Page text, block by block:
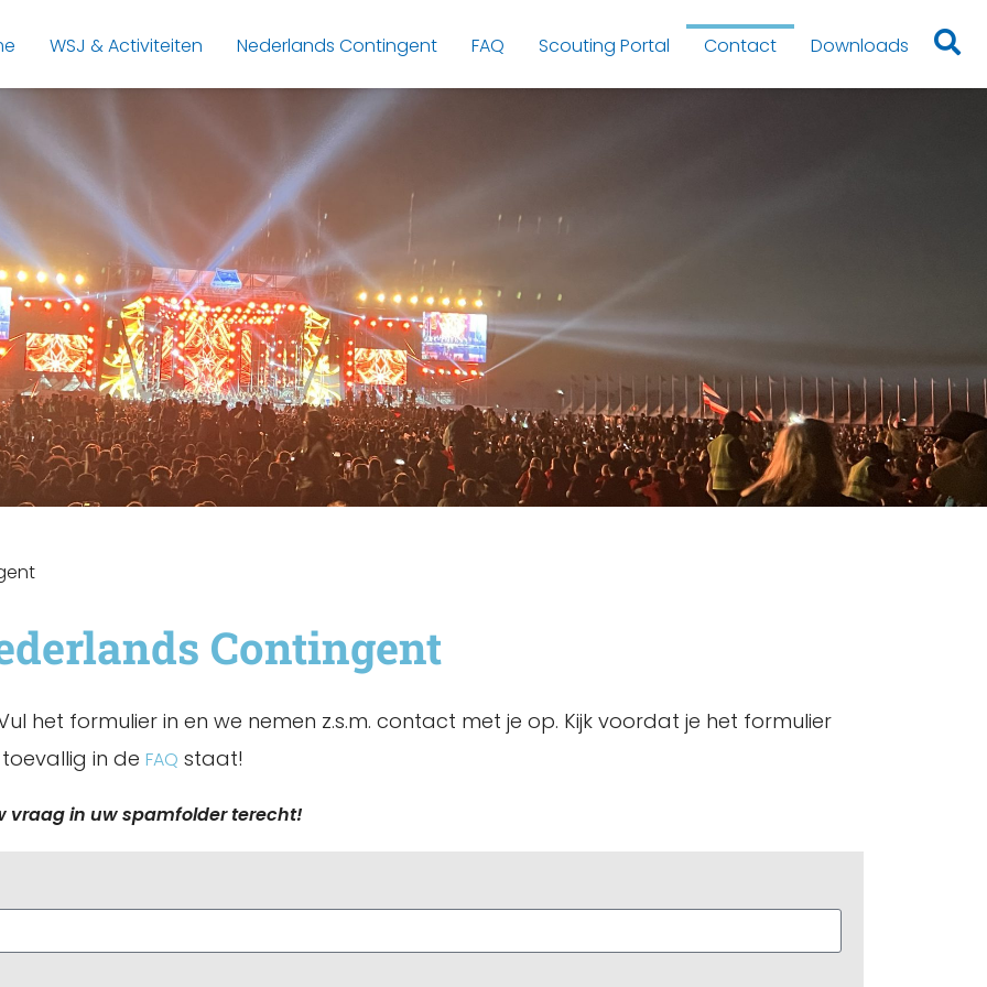
WSJ & Activiteiten Nederlands Contingent FAQ Scouting Portal Contact Downloads
Contingent
het formulier in en we nemen z.s.m. contact met je op. Kijk voordat je het formulier
in de FAQ staat!
vraag in uw spamfolder terecht!